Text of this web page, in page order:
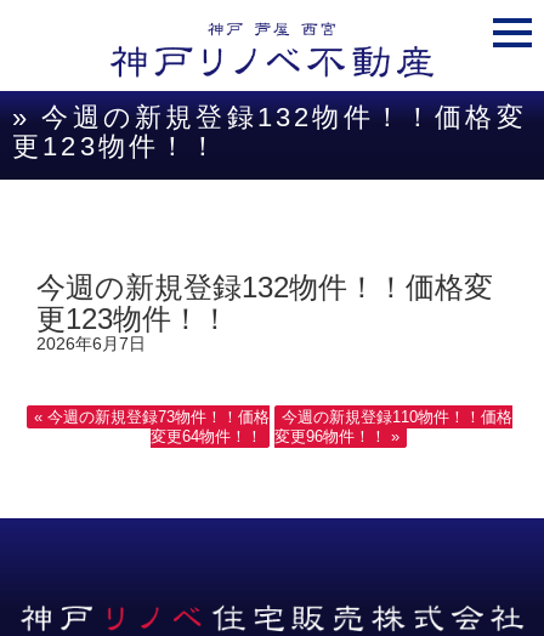
» 今週の新規登録132物件！！価格変
更123物件！！
今週の新規登録132物件！！価格変
更123物件！！
2026年6月7日
« 今週の新規登録73物件！！価格
変更64物件！！
今週の新規登録110物件！！価格
変更96物件！！ »